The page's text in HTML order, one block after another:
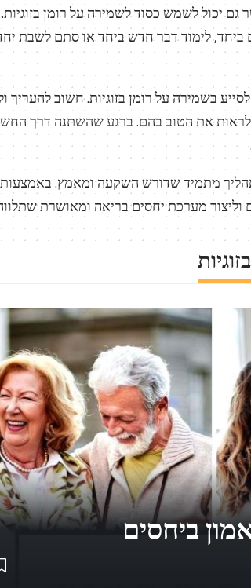
יכול לשמש כסוד לשמירה על רומן
ביחד, לימוד דבר חדש ביחד או סתם לשבת
בשמירה על רומן בזוגיות. חשוב
את הטוב בהם. ברגע שהשתנה דרך
תהליך מתמיד שדורש השקעה ומאמץ.
וליצור מערכת יחסים בריאה ומאושרת
ביחסים